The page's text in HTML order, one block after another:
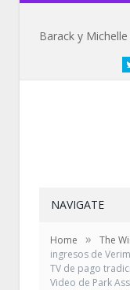
NAVIGATE
Home » The
ingresos de
TV de pago
Video de Park